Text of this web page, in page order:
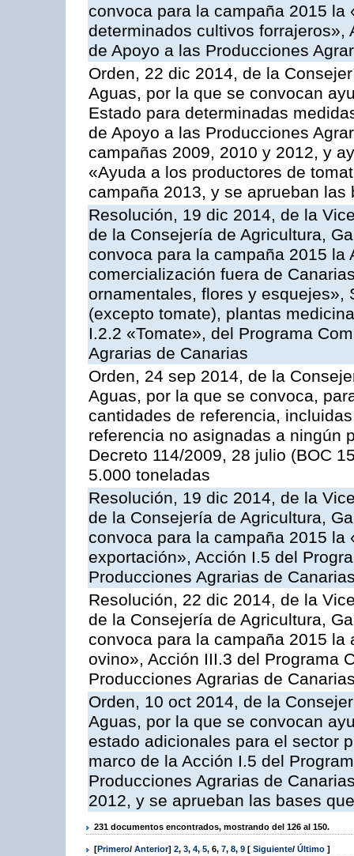
convoca para la campaña 2015 la
determinados cultivos forrajeros»,
de Apoyo a las Producciones
Orden, 22 dic 2014, de la
Aguas, por la que se convocan
Estado para determinadas
de Apoyo a las Producciones
campañas 2009, 2010 y 2012, y
«Ayuda a los productores de
campaña 2013, y se aprueban
Resolución, 19 dic 2014, de la
de la Consejería de Agricultura,
convoca para la campaña 2015 la
comercialización fuera de
ornamentales, flores y esquejes»,
(excepto tomate), plantas
I.2.2 «Tomate», del Programa
Agrarias de Canarias
Orden, 24 sep 2014, de la
Aguas, por la que se convoca,
cantidades de referencia,
referencia no asignadas a ningún
Decreto 114/2009, 28 julio (BOC
5.000 toneladas
Resolución, 19 dic 2014, de la
de la Consejería de Agricultura,
convoca para la campaña 2015
exportación», Acción I.5 del
Producciones Agrarias de
Resolución, 22 dic 2014, de la
de la Consejería de Agricultura,
convoca para la campaña 2015
ovino», Acción III.3 del Programa
Producciones Agrarias de
Orden, 10 oct 2014, de la
Aguas, por la que se convocan
estado adicionales para el sector
marco de la Acción I.5 del
Producciones Agrarias de
2012, y se aprueban las bases
231 documentos encontrados, mostrando del 126 al 150.
[Primero/ Anterior] 2, 3, 4, 5, 6, 7, 8, 9 [ Siguiente/ Último ]